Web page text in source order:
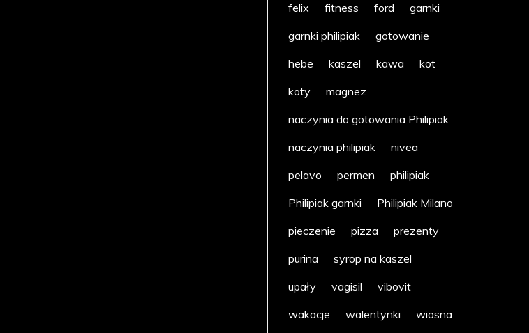
felix
fitness ford
garnki
garnki philipiak
gotowanie
hebe
kaszel kawa
kot
koty
magnez
naczynia do gotowania Philipiak
naczynia philipiak
nivea
pelavo
permen
philipiak
Philipiak garnki
Philipiak Milano
pieczenie
pizza
prezenty
purina
syrop na kaszel
upały
vagisil
vibovit
wakacje
walentynki wiosna